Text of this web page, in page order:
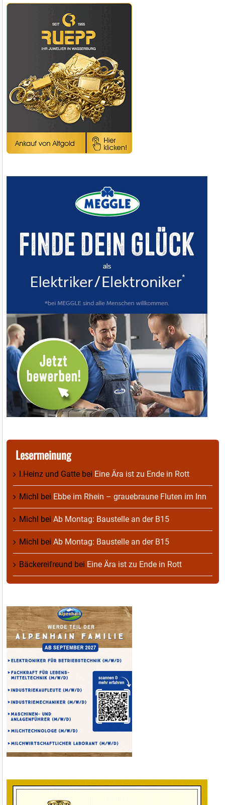
Lesermeinung
I.Heinz und Gatte bei Eine Ära ist zu Ende in Rott
Michl bei Ebbe im Rhein – grauebraune Fluten im Inn
Michl bei Ab Montag: Baustelle an der B15
Michl bei Ab Montag: Baustelle an der B15
Bäckereifreund bei Eine Ära ist zu Ende in Rott